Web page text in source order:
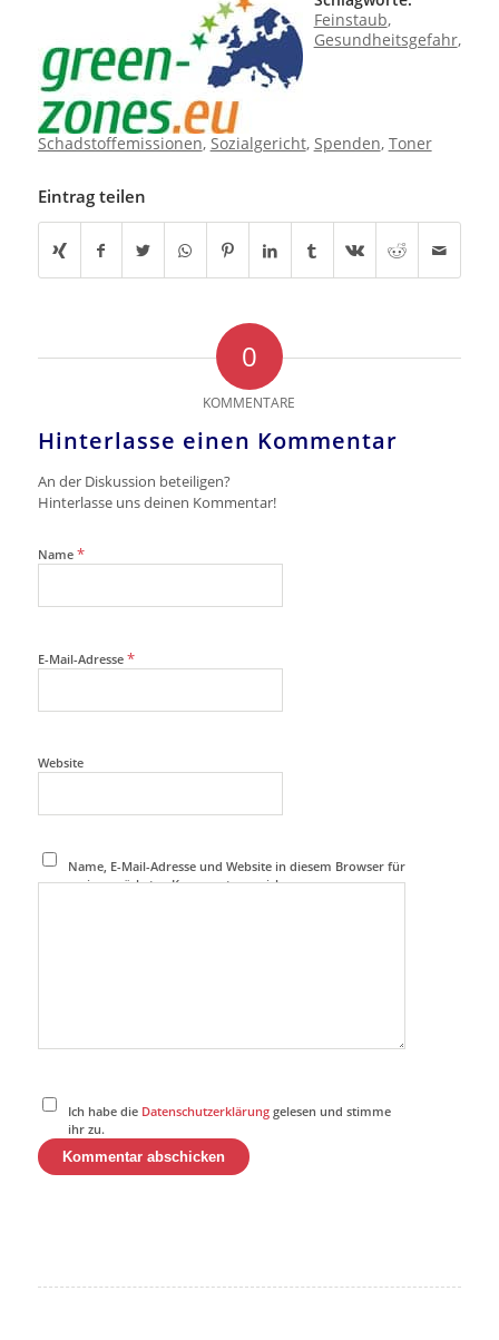
Feinstaub,
Gesundheitsgefahr,
Schadstoffemissionen, Sozialgericht, Spenden, Toner
Eintrag teilen
0
KOMMENTARE
Hinterlasse einen Kommentar
An der Diskussion beteiligen?
Hinterlasse uns deinen Kommentar!
Name *
E-Mail-Adresse *
Website
Name, E-Mail-Adresse und Website in diesem Browser für
meinen nächsten Kommentar speichern.
Ich habe die Datenschutzerklärung gelesen und stimme
ihr zu.